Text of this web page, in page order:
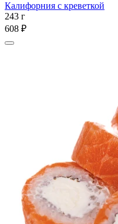
Калифорния с креветкой
243 г
608 ₽